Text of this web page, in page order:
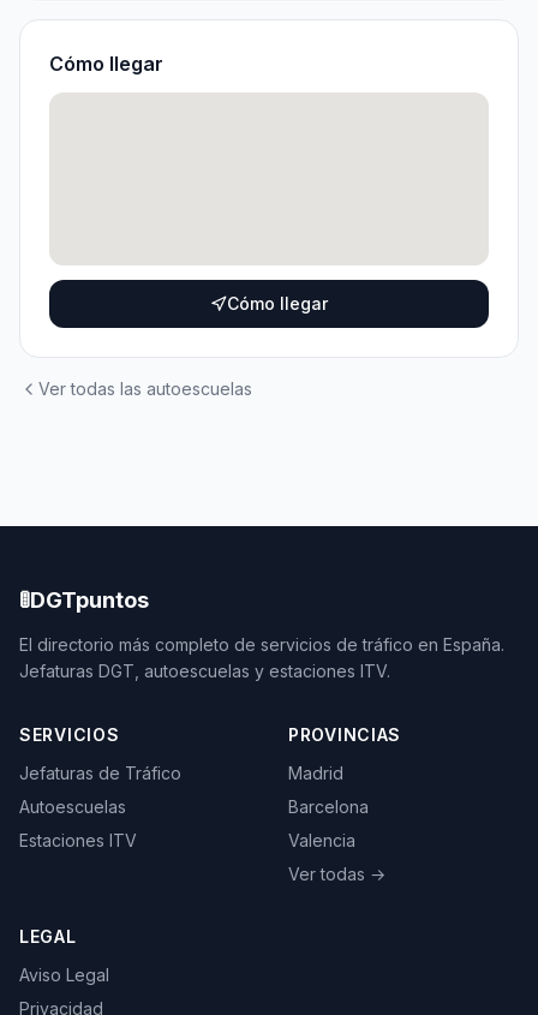
Cómo llegar
Cómo llegar
Ver todas las autoescuelas
🚦DGTpuntos
El directorio más completo de servicios de tráfico en España.
Jefaturas DGT, autoescuelas y estaciones ITV.
SERVICIOS
Jefaturas de Tráfico
Autoescuelas
Estaciones ITV
PROVINCIAS
Madrid
Barcelona
Valencia
Ver todas →
LEGAL
Aviso Legal
Privacidad